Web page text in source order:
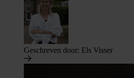
Geschreven door: Els Visser